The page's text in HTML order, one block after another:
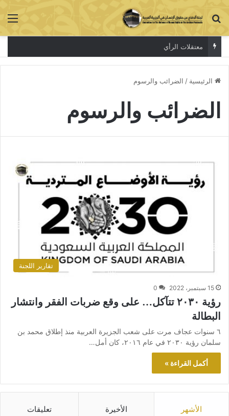
بحث عن
معتقلات الرأي
الرئيسية / الضرائب والرسوم
الضرائب والرسوم
تقارير اللجنة
15 سبتمبر، 2022 0
رؤية ٢٠٣٠ تتآكل… على وقع ضربات الفقر وانتشار
البطالة
٦ سنوات عجاف مرت على شعب الجزيرة العربية منذ إطلاق محمد بن
سلمان رؤية ٢٠٣٠ في عام ٢٠١٦، كان أمل…
أكمل القراءة »
الأشهر الأخيرة تعليقات